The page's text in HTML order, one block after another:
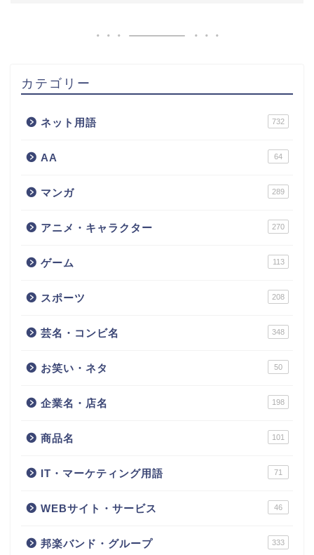
カテゴリー
ネット用語 732
AA 64
マンガ 289
アニメ・キャラクター 270
ゲーム 113
スポーツ 208
芸名・コンビ名 348
お笑い・ネタ 50
企業名・店名 198
商品名 101
IT・マーケティング用語 71
WEBサイト・サービス 46
邦楽バンド・グループ 333